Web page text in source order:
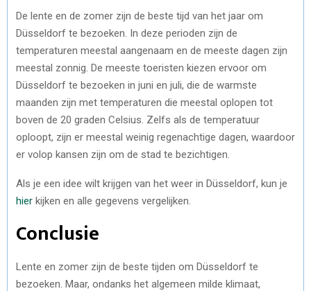
De lente en de zomer zijn de beste tijd van het jaar om
Düsseldorf te bezoeken. In deze perioden zijn de
temperaturen meestal aangenaam en de meeste dagen zijn
meestal zonnig. De meeste toeristen kiezen ervoor om
Düsseldorf te bezoeken in juni en juli, die de warmste
maanden zijn met temperaturen die meestal oplopen tot
boven de 20 graden Celsius. Zelfs als de temperatuur
oploopt, zijn er meestal weinig regenachtige dagen, waardoor
er volop kansen zijn om de stad te bezichtigen.
Als je een idee wilt krijgen van het weer in Düsseldorf, kun je
hier kijken en alle gegevens vergelijken.
Conclusie
Lente en zomer zijn de beste tijden om Düsseldorf te
bezoeken. Maar, ondanks het algemeen milde klimaat,